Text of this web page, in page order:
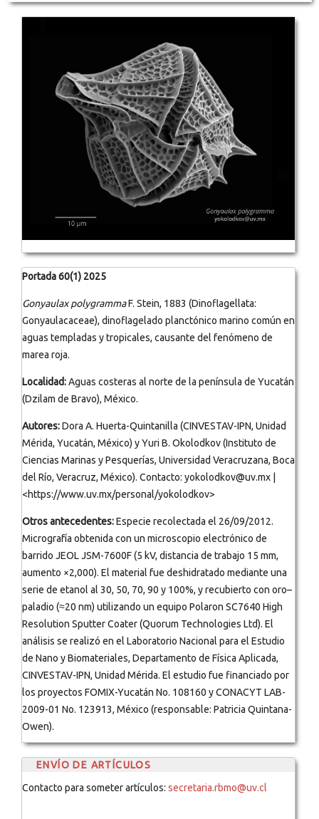
Portada 60(1) 2025
Gonyaulax polygrammaF. Stein, 1883 (Dinoflagellata:
Gonyaulacaceae), dinoflagelado planctónico marino común en
aguas templadas y tropicales, causante del fenómeno de
marea roja.
Localidad:Aguas costeras al norte de la península de Yucatán
(Dzilam de Bravo), México.
Autores:Dora A. Huerta-Quintanilla (CINVESTAV-IPN, Unidad
Mérida, Yucatán, México) y Yuri B. Okolodkov (Instituto de
Ciencias Marinas y Pesquerías, Universidad Veracruzana, Boca
del Río, Veracruz, México). Contacto: yokolodkov@uv.mx |
<https://www.uv.mx/personal/yokolodkov>
Otros antecedentes:Especie recolectada el 26/09/2012.
Micrografía obtenida con un microscopio electrónico de
barrido JEOL JSM-7600F (5 kV, distancia de trabajo 15 mm,
aumento ×2,000). El material fue deshidratado mediante una
serie de etanol al 30, 50, 70, 90 y 100%, y recubierto con oro–
paladio (≈20 nm) utilizando un equipo Polaron SC7640 High
Resolution Sputter Coater (Quorum Technologies Ltd). El
análisis se realizó en el Laboratorio Nacional para el Estudio
de Nano y Biomateriales, Departamento de Física Aplicada,
CINVESTAV-IPN, Unidad Mérida. El estudio fue financiado por
los proyectos FOMIX-Yucatán No. 108160 y CONACYT LAB-
2009-01 No. 123913, México (responsable: Patricia Quintana-
Owen).
ENVÍO DE ARTÍCULOS
Contacto para someter artículos: secretaria.rbmo@uv.cl